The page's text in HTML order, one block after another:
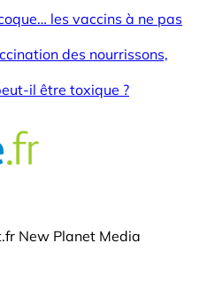
les vaccins à ne pas
des nourrissons,
il être toxique ?
New Planet Media